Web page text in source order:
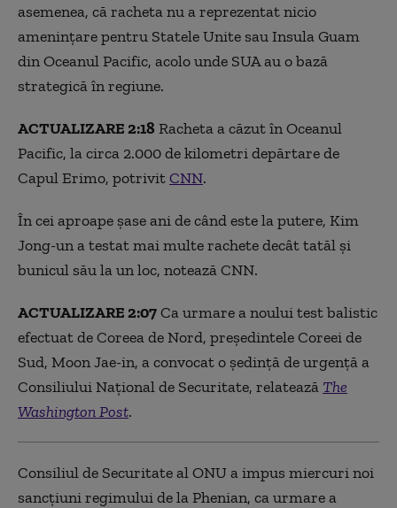
asemenea, că racheta nu a reprezentat nicio
amenințare pentru Statele Unite sau Insula Guam
din Oceanul Pacific, acolo unde SUA au o bază
strategică în regiune.
ACTUALIZARE 2:18 Racheta a căzut în Oceanul
Pacific, la circa 2.000 de kilometri depărtare de
Capul Erimo, potrivitCNN.
În cei aproape șase ani de când este la putere, Kim
Jong-un a testat mai multe rachete decât tatăl și
bunicul său la un loc, notează CNN.
ACTUALIZARE 2:07Ca urmare a noului test balistic
efectuat de Coreea de Nord, președintele Coreei de
Sud, Moon Jae-in, a convocat o ședință de urgență a
Consiliului Național de Securitate, relatează The
Washington Post.
Consiliul de Securitate al ONU a impus miercuri noi
sancțiuni regimului de la Phenian, ca urmare a